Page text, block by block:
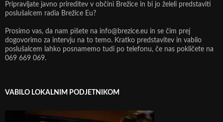
Pripravljate javno prireditev v občini Brežice in bi jo želeli predstaviti
poslušalcem radia Brežice Eu?
Prosimo vas, da nam pišete na info@brezice.eu in se čim prej
dogovorimo za intervju na to temo. Kratko predstavitev in vabilo
poslušalcem lahko posnamemo tudi po telefonu, če nas pokličete na
069 669 069.
VABILO LOKALNIM PODJETNIKOM